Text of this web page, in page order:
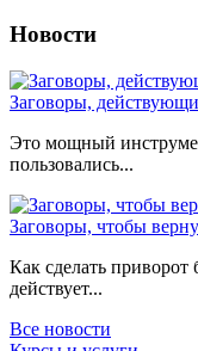
Новости
Заговоры,
Это мощный
пользовались...
Заговоры, чтобы
Как сделать
действует...
Все новости